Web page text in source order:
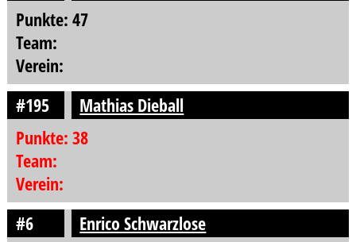
Punkte: 47
Team:
Verein:
#195
Mathias Dieball
Punkte: 38
Team:
Verein:
#6
Enrico Schwarzlose